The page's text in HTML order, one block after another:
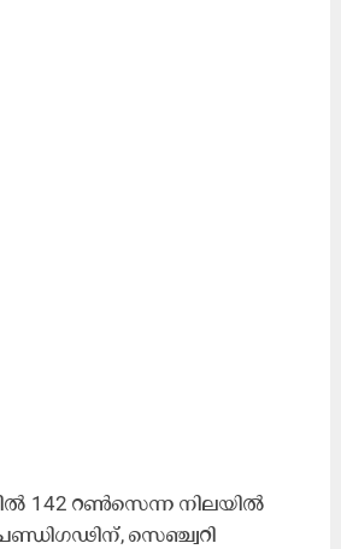
142 റൺസെന്ന നിലയിൽ
സെഞ്ച്വറി